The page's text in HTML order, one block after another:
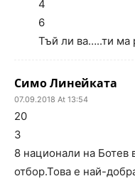
4
6
Тъй ли ва…..ти ма
Симо Линейката
07.09.2018 At 13:54
20
3
8 национали на
отбор.Това е най-